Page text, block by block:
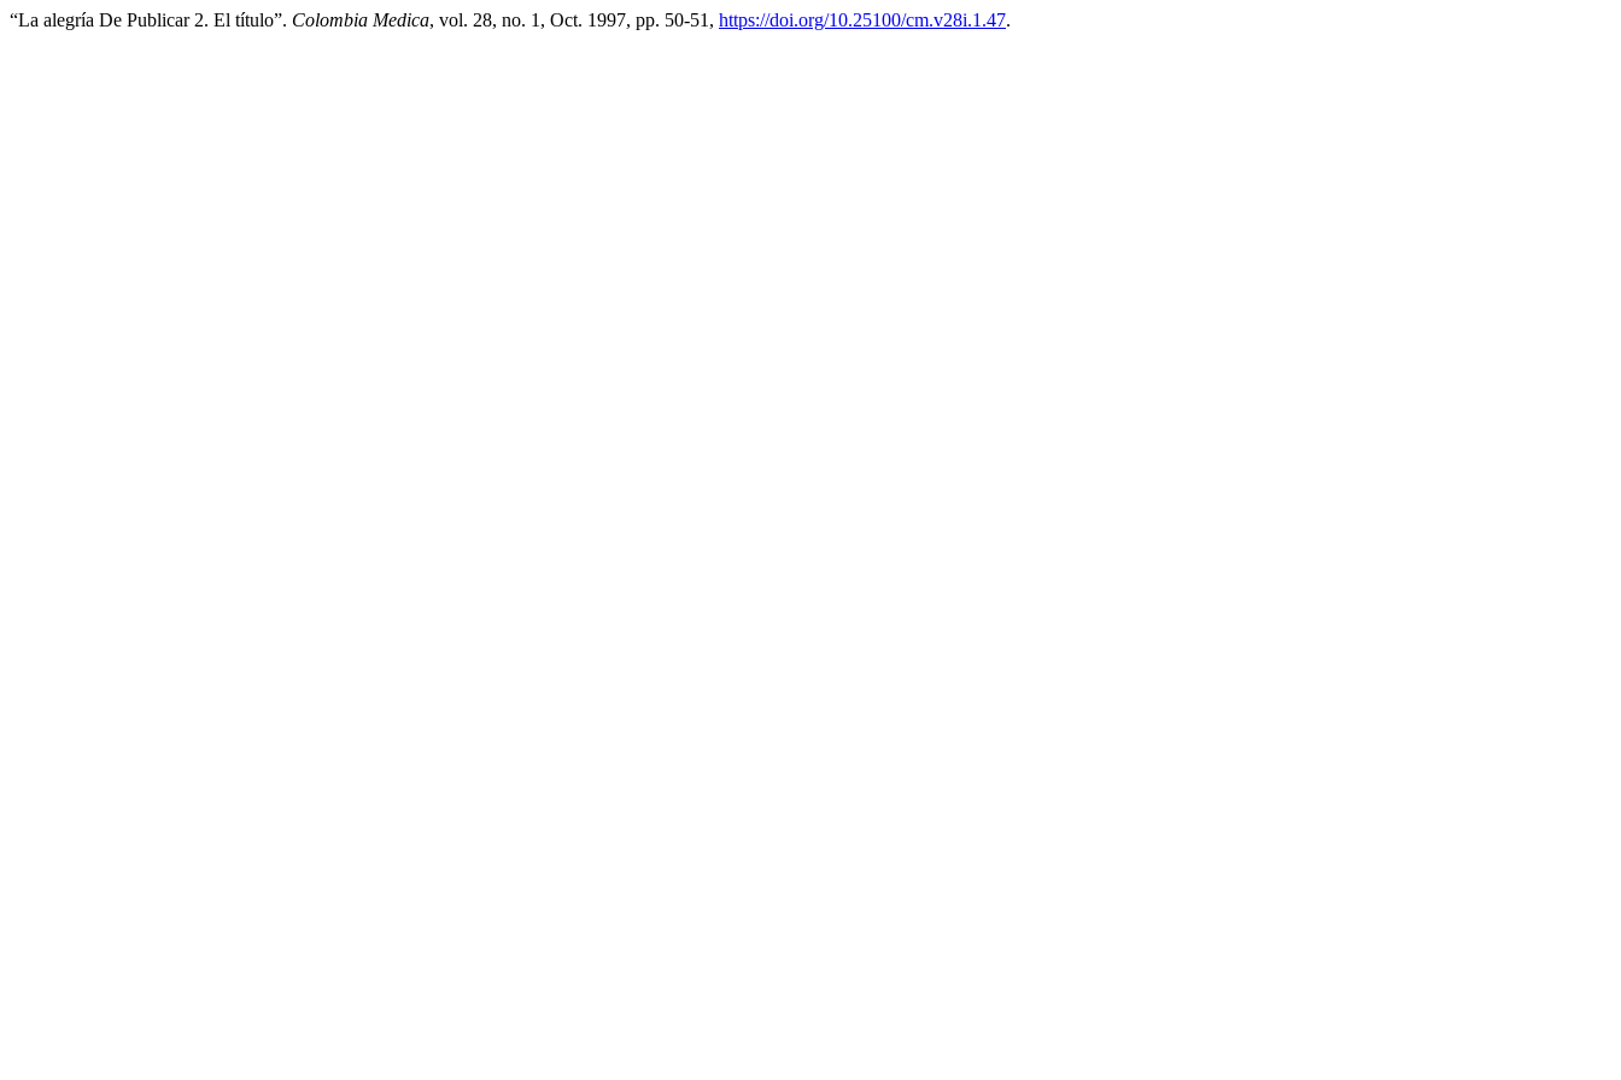
“La alegría De Publicar 2. El título”. Colombia Medica, vol. 28, no. 1, Oct. 1997, pp. 50-51, https://doi.org/10.25100/cm.v28i.1.47.